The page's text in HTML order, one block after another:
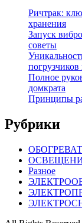
Ричтрак:
хранения
Запуск
советы
погрузчиков
Полное
домкрата
Принципы
Рубрики
Разное